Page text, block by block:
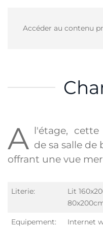
Accéder au contenu
A l'étage,
de sa salle
offrant une vue
Literie:
Lit
Equipement: Internet